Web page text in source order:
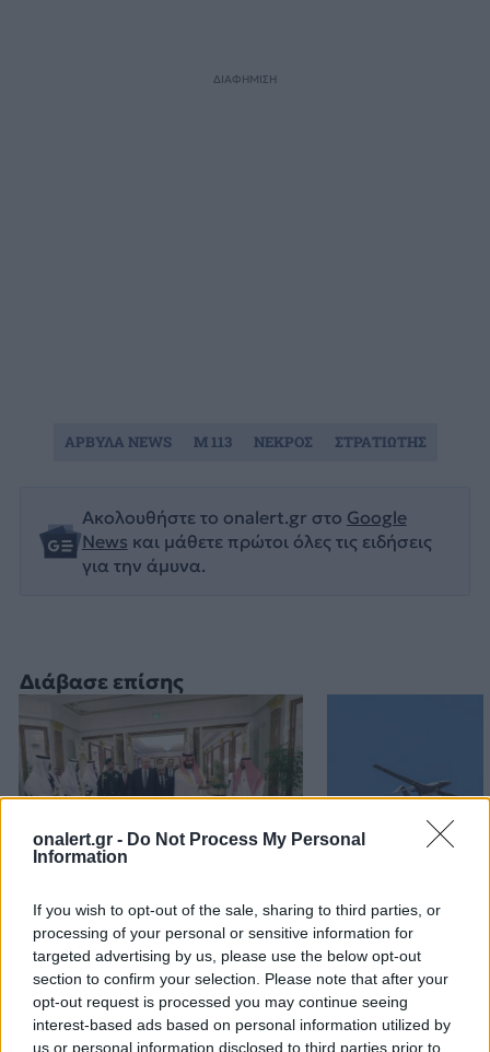
onalert.gr - Do Not Process My Personal
Information
If you wish to opt-out of the sale, sharing to third parties, or
processing of your personal or sensitive information for
targeted advertising by us, please use the below opt-out
section to confirm your selection. Please note that after your
opt-out request is processed you may continue seeing
interest-based ads based on personal information utilized by
us or personal information disclosed to third parties prior to
Διάβασε επίσης
Τουρκία: «Δεν στοχεύει
κάποια συγκεκριμένη
χώρα η αμυντική
συμφωνία με Πακιστάν
και Σαουδική Αραβία»
Προκλήσεων
Αιγαίο από
8 παραβάσεις
παραβιάσεις
ΔΙΑΦΗΜΙΣΗ
Ακολουθήστε το onalert.gr στο Google
News και μάθετε πρώτοι όλες τις ειδήσεις
για την άμυνα.
ΑΡΒΥΛΑ NEWS Μ 113 ΝΕΚΡΟΣ ΣΤΡΑΤΙΩΤΗΣ